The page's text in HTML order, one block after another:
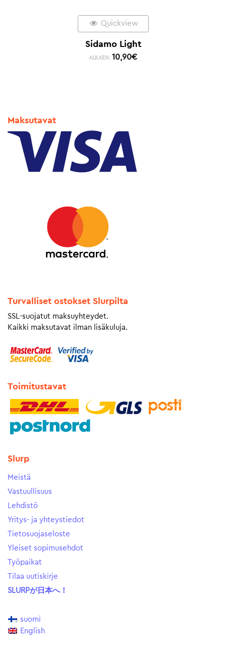
Quickview
Sidamo Light
ALKAEN: 10,90€
Maksutavat
Turvalliset ostokset Slurpilta
SSL-suojatut maksuyhteydet.
Kaikki maksutavat ilman lisäkuluja.
Toimitustavat
Slurp
Meistä
Vastuullisuus
Lehdistö
Yritys- ja yhteystiedot
Tietosuojaseloste
Yleiset sopimusehdot
Työpaikat
Tilaa uutiskirje
SLURPが日本へ！
suomi
English